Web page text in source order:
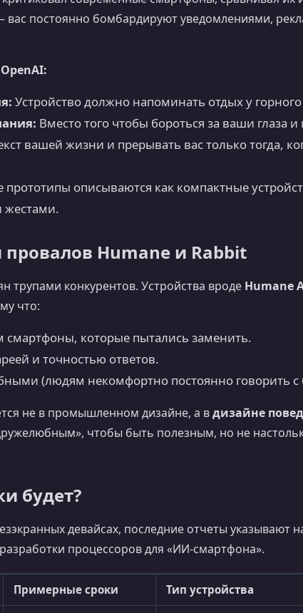
вас постоянно бомбардируют уведомлениями,
Устройство должно напоминать отдых у горного
Вместо того чтобы бороться за ваши глаза
вашей жизни и прерывать вас только тогда,
прототипы описываются как компактные
жестами.
провалов Humane и Rabbit
трупами конкурентов. Устройства вроде Humane
что:
смартфоны, которые пытались заменить.
и точностью ответов.
(людям некомфортно постоянно говорить
не в промышленном дизайне, а вдизайне
чтобы быть полезным, но не
будет?
девайсах, последние отчеты указывают
процессоров для «ИИ-смартфона».
Примерные сроки Тип устройства